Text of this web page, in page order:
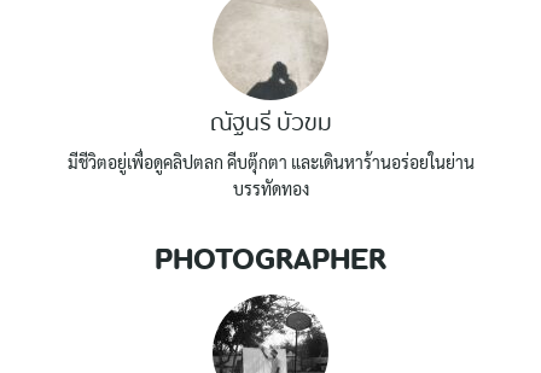
ณัฐนรี บัวขม
มีชีวิตอยู่เพื่อดูคลิปตลก คีบตุ๊กตา และเดินหาร้านอร่อยในย่าน
บรรทัดทอง
PHOTOGRAPHER